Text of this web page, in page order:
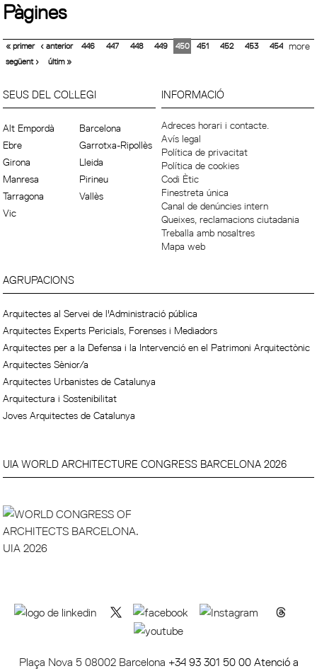
Pàgines
« primer ‹ anterior 446 447 448 449 450 451 452 453
454
següent ›
últim »
more
SEUS DEL COL·LEGI
Alt Empordà
Barcelona
Ebre
Garrotxa-Ripollès
Girona
Lleida
Manresa
Pirineu
Tarragona
Vallès
Vic
INFORMACIÓ
Adreces horari i contacte.
Avís legal
Política de privacitat
Política de cookies
Codi Ètic
Finestreta única
Canal de denúncies intern
Queixes, reclamacions ciutadania
Treballa amb nosaltres
Mapa web
AGRUPACIONS
Arquitectes al Servei de l'Administració pública
Arquitectes Experts Pericials, Forenses i Mediadors
Arquitectes per a la Defensa i la Intervenció en el Patrimoni Arquitectònic
Arquitectes Sènior/a
Arquitectes Urbanistes de Catalunya
Arquitectura i Sostenibilitat
Joves Arquitectes de Catalunya
UIA WORLD ARCHITECTURE CONGRESS BARCELONA 2026
Plaça Nova 5 08002 Barcelona +34 93 301 50 00 Atenció a